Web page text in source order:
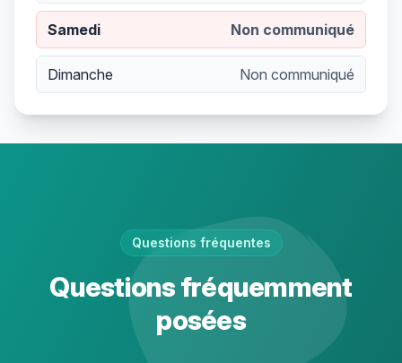
Samedi Non communiqué
Dimanche Non communiqué
Questions fréquentes
Questions fréquemment
posées